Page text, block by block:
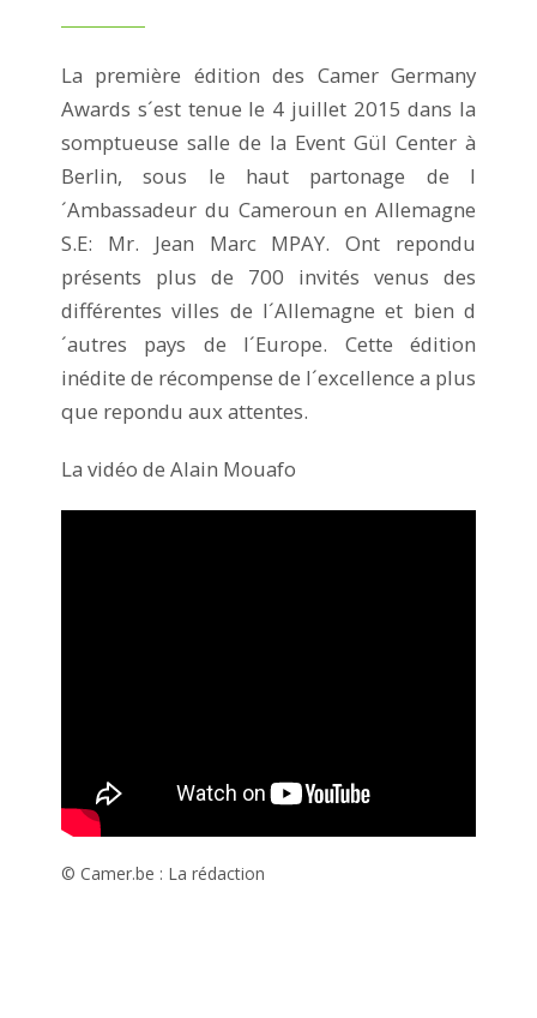
La première édition des Camer Germany
Awards s´est tenue le 4 juillet 2015 dans la
somptueuse salle de la Event Gül Center à
Berlin, sous le haut partonage de l
´Ambassadeur du Cameroun en Allemagne
S.E: Mr. Jean Marc MPAY. Ont repondu
présents plus de 700 invités venus des
différentes villes de l´Allemagne et bien d
´autres pays de l´Europe. Cette édition
inédite de récompense de l´excellence a plus
que repondu aux attentes.
La vidéo de Alain Mouafo
© Camer.be : La rédaction